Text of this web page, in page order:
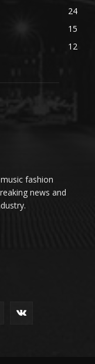
24
15
12
fashion
news and